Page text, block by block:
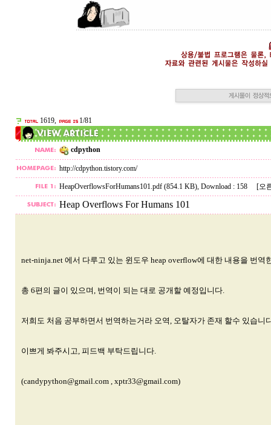
1619, 1/81
cdpython
http://cdpython.tistory.com/
HeapOverflowsForHumans101.pdf (854.1 KB), Download : 158 [오
Heap Overflows For Humans 101
net-ninja.net 에서 다루고 있는 윈도우 heap overflow에 대한 내용을 번역
총 6편의 글이 있으며, 번역이 되는 대로 공개할 예정입니다.
저희도 처음 공부하면서 번역하는거라 오역, 오탈자가 존재 할수 있습니
이쁘게 봐주시고, 피드백 부탁드립니다.
(candypython@gmail.com , xptr33@gmail.com)